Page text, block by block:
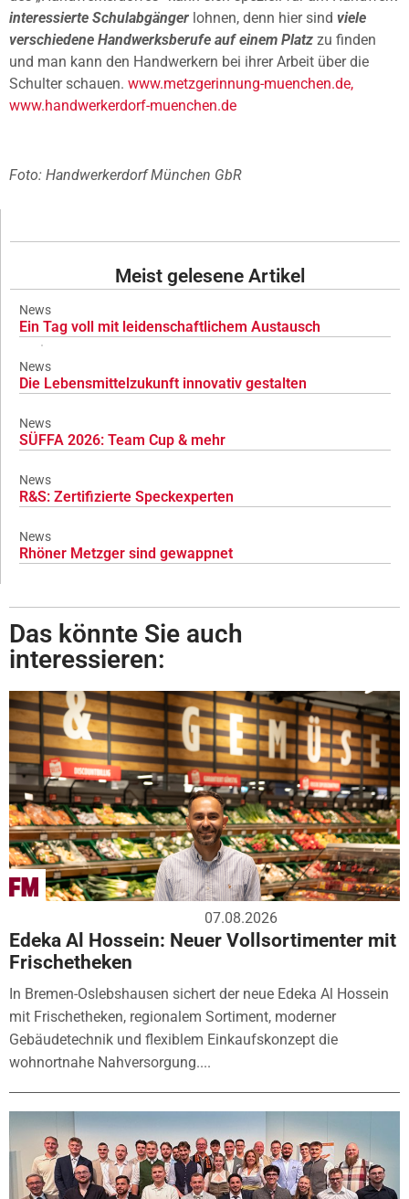
interessierte Schulabgänger lohnen, denn hier sind viele
verschiedene Handwerksberufe auf einem Platz zu finden
und man kann den Handwerkern bei ihrer Arbeit über die
Schulter schauen. www.metzgerinnung-muenchen.de,
www.handwerkerdorf-muenchen.de
Foto: Handwerkerdorf München GbR
Meist gelesene Artikel
News
Ein Tag voll mit leidenschaftlichem Austausch
News
Die Lebensmittelzukunft innovativ gestalten
News
SÜFFA 2026: Team Cup & mehr
News
R&S: Zertifizierte Speckexperten
News
Rhöner Metzger sind gewappnet
Das könnte Sie auch
interessieren:
07.08.2026
Edeka Al Hossein: Neuer Vollsortimenter mit
Frischetheken
In Bremen-Oslebshausen sichert der neue Edeka Al Hossein
mit Frischetheken, regionalem Sortiment, moderner
Gebäudetechnik und flexiblem Einkaufskonzept die
wohnortnahe Nahversorgung....